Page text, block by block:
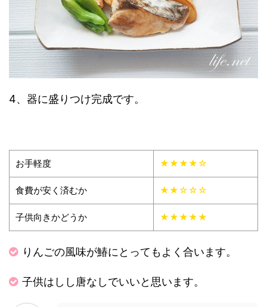
4、器に盛りつけ完成です。
お手軽度 ★★★★☆
食費が安く済むか ★★☆☆☆
子供向きかどうか ★★★★★
りんごの風味が鰆にとってもよく合います。
子供はしし唐なしでいいと思います。